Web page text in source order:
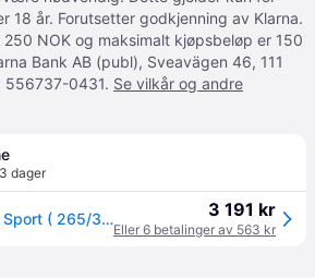
18 år. Forutsetter godkjenning av Klarna.
NOK og maksimalt kjøpsbeløp er 150
Bank AB (publ), Sveavägen 46, 111
556737-0431. Se vilkår og andre
dager
Bridgestone Potenza Sport ( 265/30 R19 (93Y) XL Enliten / EV, RO1, med felgbeskyttelse (MFS) ) 3 191 kr
Eller 6 betalinger av 563 kr